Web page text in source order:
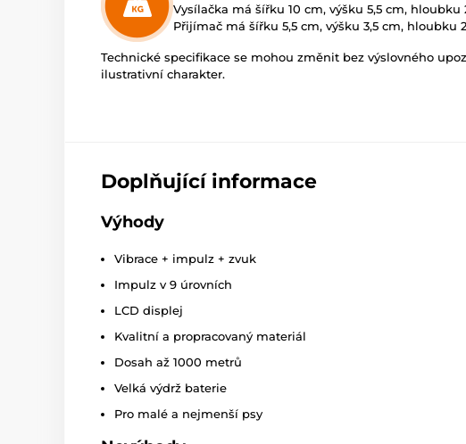
Vysílačka má šířku 10 cm, výšku 5,5 cm,
Přijímač má šířku 5,5 cm, výšku 3,5 cm, hloubku
Technické specifikace se mohou změnit bez výslovného
ilustrativní charakter.
Doplňující informace
Výhody
Vibrace + impulz + zvuk
Impulz v 9 úrovních
LCD displej
Kvalitní a propracovaný materiál
Dosah až 1000 metrů
Velká výdrž baterie
Pro malé a nejmenší psy